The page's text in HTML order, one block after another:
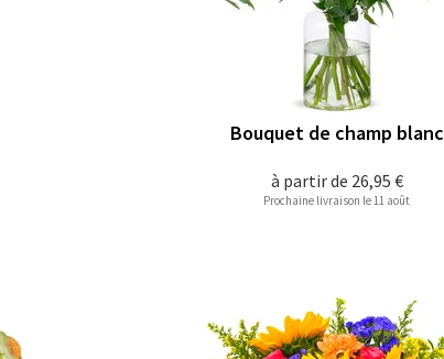
à partir de 26,95 €
Bouquet de champ blanc
Prochaine livraison le 11 août